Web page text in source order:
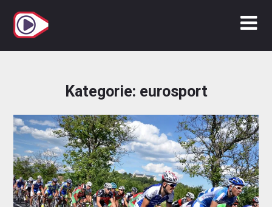
Inhalt
springen
Kategorie: eurosport